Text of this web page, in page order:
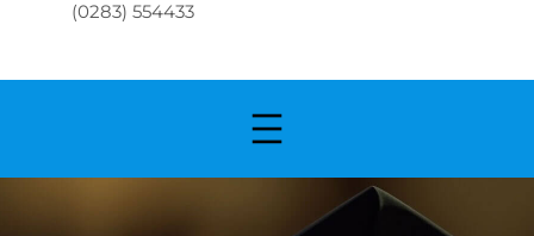
(0283) 554433